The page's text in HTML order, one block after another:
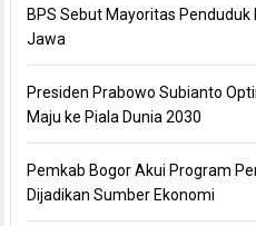
BPS Sebut Mayoritas
Jawa
Presiden Prabowo Subianto
Maju ke Piala Dunia 2030
Pemkab Bogor Akui Program
Dijadikan Sumber Ekonomi